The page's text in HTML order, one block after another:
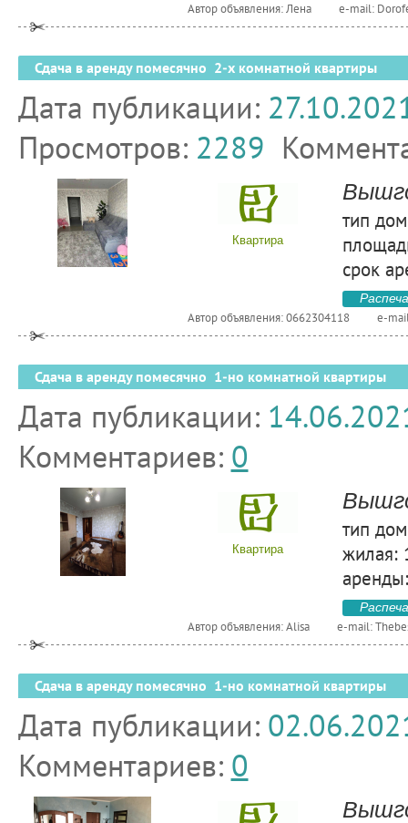
Автор объявления: Лена e-mail:
Сдача в аренду помесячно 2-х комнатной квартиры
Дата публикации:
Просмотров: 2289
Квартира
тип
срок
Автор объявления: 0662304118 e-
Сдача в аренду помесячно 1-но комнатной квартиры
Дата публикации:
Комментариев: 0
Квартира
тип
жилая:
Автор объявления: Alisa e-mail:
Сдача в аренду помесячно 1-но комнатной квартиры
Дата публикации:
Комментариев: 0